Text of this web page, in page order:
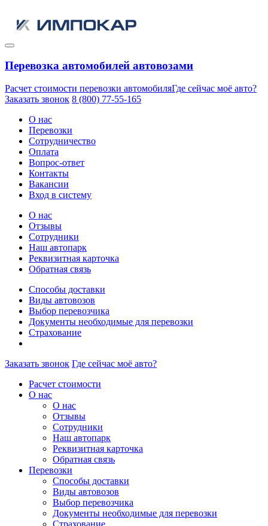
Перевозка автомобилей автовозами
Расчет стоимости перевозки автомобиляГде сейчас моё авто?
Заказать звонок 8 (800) 77-55-165
О нас
Перевозки
Сотрудничество
Оплата
Вопрос-ответ
Контакты
Вакансии
Вход в систему
О нас
Отзывы
Сотрудники
Наш автопарк
Реквизитная карточка
Обратная связь
Способы доставки
Виды автовозов
Выбор перевозчика
Документы необходимые для перевозки
Страхование
Заказать звонок Где сейчас моё авто?
Расчет стоимости
О нас
О нас
Отзывы
Сотрудники
Наш автопарк
Реквизитная карточка
Обратная связь
Перевозки
Способы доставки
Виды автовозов
Выбор перевозчика
Документы необходимые для перевозки